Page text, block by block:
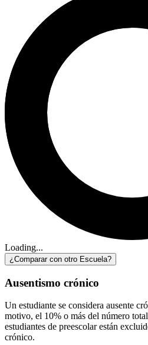
Loading...
¿Comparar con otro Escuela?
Ausentismo crónico
Un estudiante se considera ausente
motivo, el 10% o más del número
estudiantes de preescolar están
crónico.